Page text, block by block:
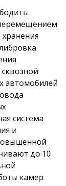
автомобилей
система
и
до 10
камер